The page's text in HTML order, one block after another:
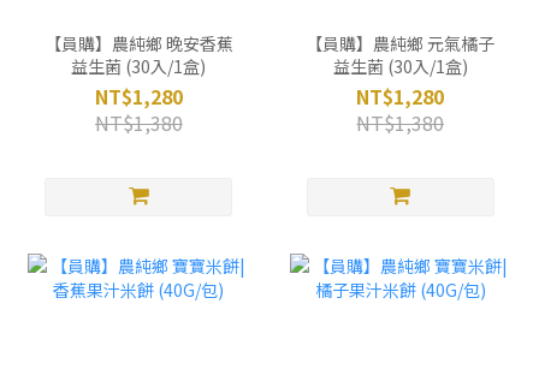
【員購】農純鄉 晚安香蕉
益生菌 (30入/1盒)
NT$1,280
NT$1,380
【員購】農純鄉 元氣橘子
益生菌 (30入/1盒)
NT$1,280
NT$1,380